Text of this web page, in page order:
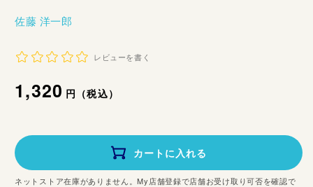
佐藤 洋一郎
レビューを書く
通
価
格
1,320円（税込）
カートに入れる
ネットストア在庫がありません。My店舗登録で店舗お受け取り可否を確認で